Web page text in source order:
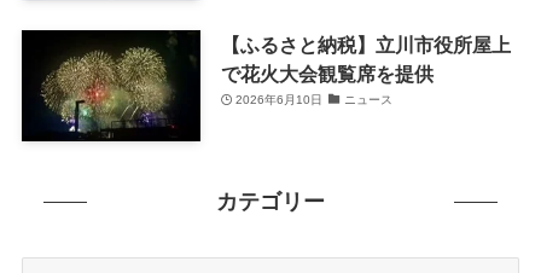
【ふるさと納税】立川市役所屋上
で花火大会観覧席を提供
2026年6月10日 ニュース
カテゴリー